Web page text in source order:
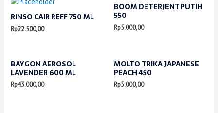
RINSO CAIR REFF 750 ML
Rp22.500,00
BOOM DETERJENT PUTIH
550
Rp5.000,00
BAYGON AEROSOL
LAVENDER 600 ML
Rp43.000,00
MOLTO TRIKA JAPANESE
PEACH 450
Rp5.000,00